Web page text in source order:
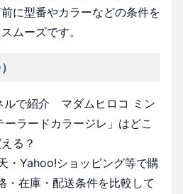
に型番やカラーなどの条件を
ムーズです。
ルで紹介 マダムヒロコ ミン
ラードカラージレ」はどこ
る？
・Yahoo!ショッピング等で購
・在庫・配送条件を比較して